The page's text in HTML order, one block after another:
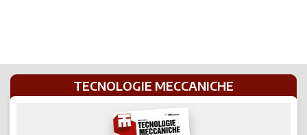
TECNOLOGIE MECCANICHE